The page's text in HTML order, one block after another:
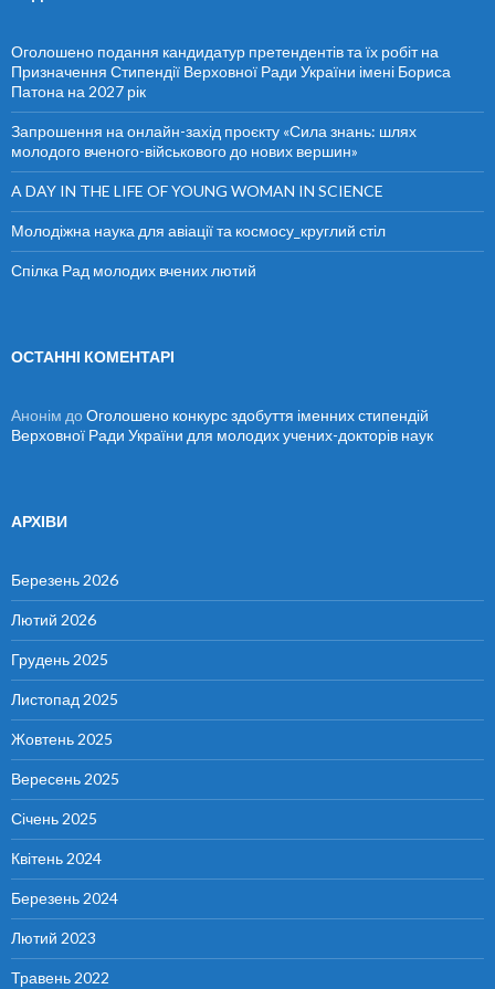
Оголошено подання кандидатур претендентів та їх робіт на
Призначення Стипендії Верховної Ради України імені Бориса
Патона на 2027 рік
Запрошення на онлайн-захід проєкту «Сила знань: шлях
молодого вченого-військового до нових вершин»
A DAY IN THE LIFE OF YOUNG WOMAN IN SCIENCE
Молодіжна наука для авіації та космосу_круглий стіл
Спілка Рад молодих вчених лютий
ОСТАННІ КОМЕНТАРІ
Анонім доОголошено конкурс здобуття іменних стипендій
Верховної Ради України для молодих учених-докторів наук
АРХІВИ
Березень 2026
Лютий 2026
Грудень 2025
Листопад 2025
Жовтень 2025
Вересень 2025
Січень 2025
Квітень 2024
Березень 2024
Лютий 2023
Травень 2022